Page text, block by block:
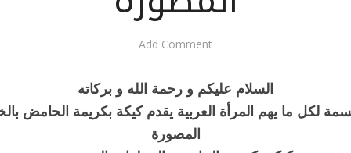
Add Comment
السلام عليكم و رحمة الله و بركاته
لكل ما يهم المرأة العربية يقدم كيكة بكريمة الحامض
المصورة